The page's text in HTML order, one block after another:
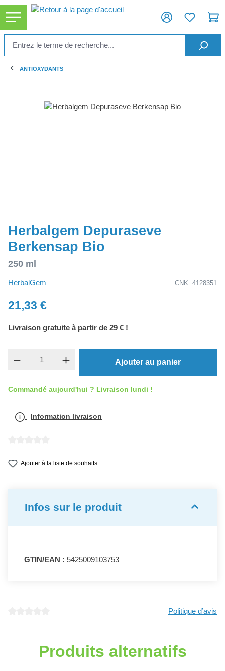
principal
ANTIOXYDANTS
Ignorer la galerie d'images
Herbalgem Depuraseve
Berkensap Bio
250 ml
HerbalGem CNK: 4128351
21,33 €
Livraison gratuite à partir de 29 € !
Quantité de produit : Entrez la quantité
Ajouter au panier
Commandé aujourd'hui ? Livraison lundi !
Information livraison
Ajouter à la liste de souhaits
Infos sur le produit
GTIN/EAN : 5425009103753
Politique d’avis
Produits alternatifs